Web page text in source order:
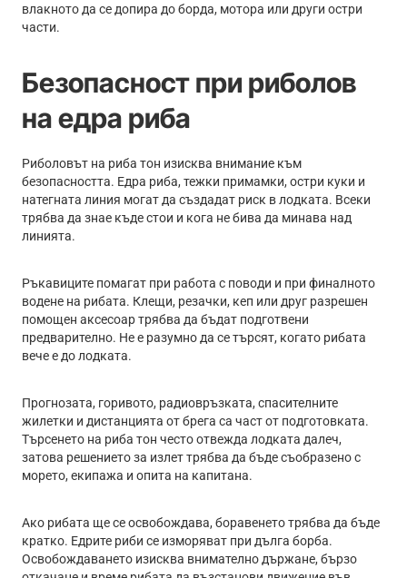
влакното да се допира до борда, мотора или други остри
части.
Безопасност при риболов
на едра риба
Риболовът на риба тон изисква внимание към
безопасността. Едра риба, тежки примамки, остри куки и
натегната линия могат да създадат риск в лодката. Всеки
трябва да знае къде стои и кога не бива да минава над
линията.
Ръкавиците помагат при работа с поводи и при финалното
водене на рибата. Клещи, резачки, кеп или друг разрешен
помощен аксесоар трябва да бъдат подготвени
предварително. Не е разумно да се търсят, когато рибата
вече е до лодката.
Прогнозата, горивото, радиовръзката, спасителните
жилетки и дистанцията от брега са част от подготовката.
Търсенето на риба тон често отвежда лодката далеч,
затова решението за излет трябва да бъде съобразено с
морето, екипажа и опита на капитана.
Ако рибата ще се освобождава, боравенето трябва да бъде
кратко. Едрите риби се изморяват при дълга борба.
Освобождаването изисква внимателно държане, бързо